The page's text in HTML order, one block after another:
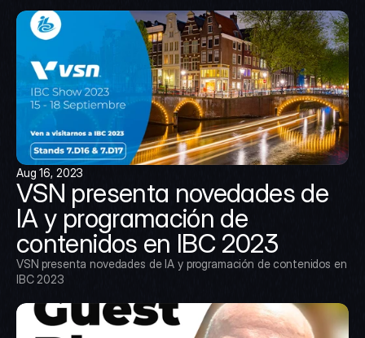
Aug 16, 2023
VSN presenta novedades de
IA y programación de
contenidos en IBC 2023
VSN presenta novedades de IA y programación de contenidos en
IBC 2023